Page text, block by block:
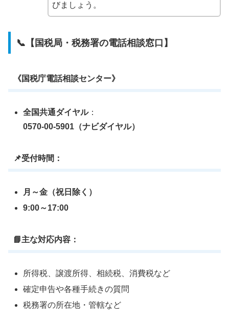
びましょう。
📞【国税局・税務署の電話相談窓口】
《国税庁電話相談センター》
全国共通ダイヤル：
0570-00-5901（ナビダイヤル）
📌受付時間：
月～金（祝日除く）
9:00～17:00
📘主な対応内容：
所得税、譲渡所得、相続税、消費税など
確定申告や各種手続きの質問
税務署の所在地・管轄など